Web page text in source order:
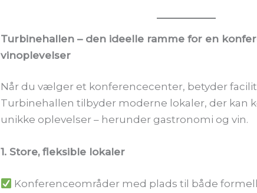
Turbinehallen – den ideelle ramme for en
vinoplevelser
Når du vælger et konferencecenter, betyder
Turbinehallen tilbyder moderne lokaler, der kan
unikke oplevelser – herunder gastronomi og vin.
1. Store, fleksible lokaler
Konferenceområder med plads til både